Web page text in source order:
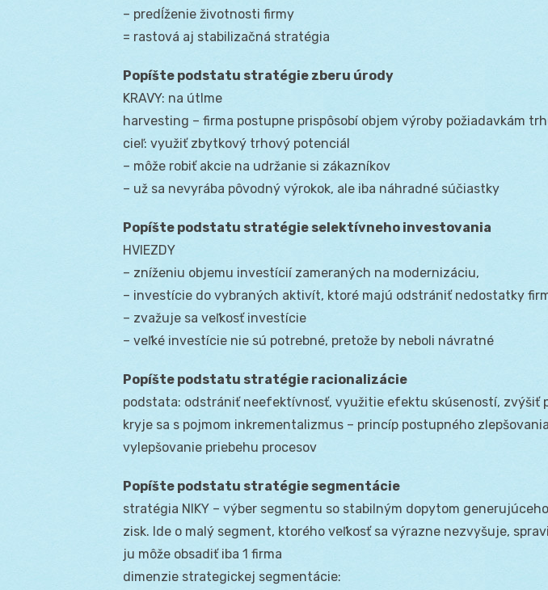
– predĺženie životnosti firmy
= rastová aj stabilizačná stratégia
Popíšte podstatu stratégie zberu úrody
KRAVY: na útlme
harvesting – firma postupne prispôsobí objem výroby požiadavkám
cieľ: využiť zbytkový trhový potenciál
– môže robiť akcie na udržanie si zákazníkov
– už sa nevyrába pôvodný výrokok, ale iba náhradné súčiastky
Popíšte podstatu stratégie selektívneho investovania
HVIEZDY
– zníženiu objemu investícií zameraných na modernizáciu,
– investície do vybraných aktivít, ktoré majú odstrániť nedostatky
– zvažuje sa veľkosť investície
– veľké investície nie sú potrebné, pretože by neboli návratné
Popíšte podstatu stratégie racionalizácie
podstata: odstrániť neefektívnosť, využitie efektu skúseností, zvýšiť
kryje sa s pojmom inkrementalizmus – princíp postupného
vylepšovanie priebehu procesov
Popíšte podstatu stratégie segmentácie
stratégia NIKY – výber segmentu so stabilným dopytom
zisk. Ide o malý segment, ktorého veľkosť sa výrazne nezvyšuje,
ju môže obsadiť iba 1 firma
dimenzie strategickej segmentácie: